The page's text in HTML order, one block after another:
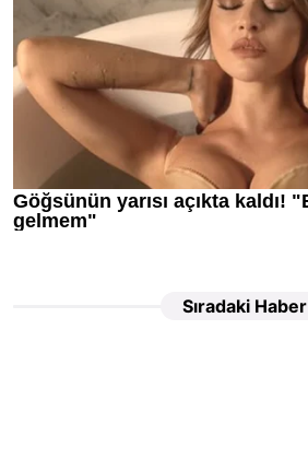
Sıradaki Haber